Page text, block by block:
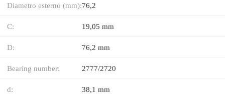
Diametro esterno (mm):76,2
C: 19,05 mm
D: 76,2 mm
Bearing number: 2777/2720
d: 38,1 mm